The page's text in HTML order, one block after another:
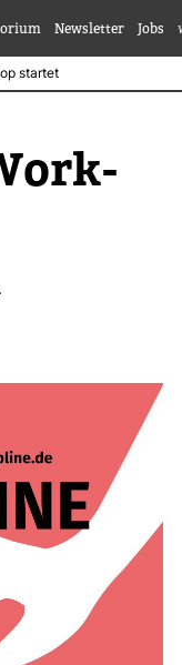
Newsletter Jobs
startet